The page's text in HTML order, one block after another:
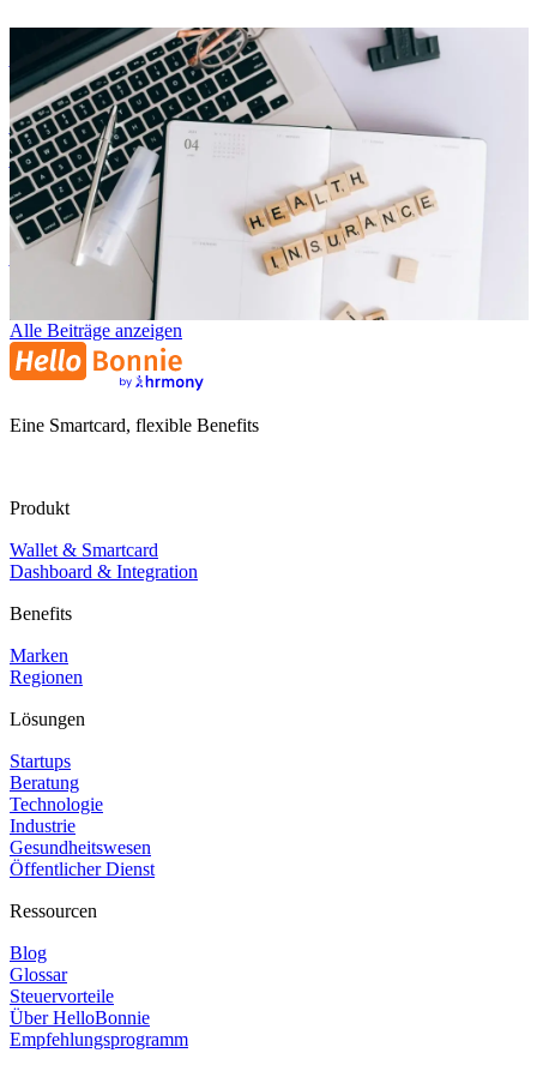
Arbeitgeberattraktivität
Betriebliche Krankenversicherung: Moderne Benefits clever
kombiniert
Niklas Klein
Alle Beiträge anzeigen
Eine Smartcard, flexible Benefits
Produkt
Wallet & Smartcard
Dashboard & Integration
Benefits
Marken
Regionen
Lösungen
Startups
Beratung
Technologie
Industrie
Gesundheitswesen
Öffentlicher Dienst
Ressourcen
Blog
Glossar
Steuervorteile
Über HelloBonnie
Empfehlungsprogramm